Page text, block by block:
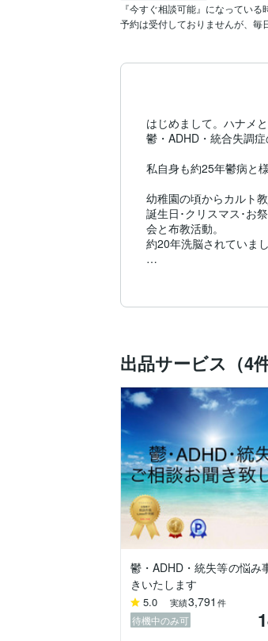
『今すぐ相談可能』になってい
予約は受付しておりませんが、毎
はじめまして。ハナメ
鬱・ADHD・統合失調
私自身も約25年鬱病と
幼稚園の頃からカルト
誕生日･クリスマス･お
会と布教活動。
約20年洗脳されていま
なり、精神崩壊して自
生き延びた命を、JWや
根本的な原因を一緒に探
私自身も治療には時間
遠回りばかりして悪化
病院のカウンセラーさ
少し話してはまた次回
途方に暮れ力尽きまし
そして知識だけの臨床
私はゆっくりと話をお
私の様にどん底まで行か
悪化し過ぎる前にご連絡
首都圏・関西圏にて、
沢山の症例を診させて
生き辛い、社会に馴染
・些細な事が頭から離
出品サービス（4件
鬱・ADHD・統失等の悩み
きいたします
5.0 実績3,791 件
待機中のみ可